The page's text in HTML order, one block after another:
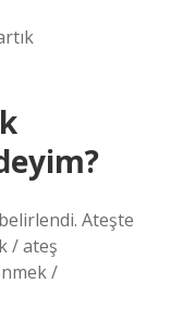
Ateşte
/ ateş
/